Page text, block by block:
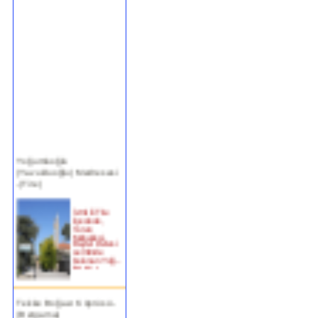
(Yavukluoğlu) Medresesi
-(Tire)
Turan
Mahallesi,
Beyler Deresi
semtinde
bulunan Yoğ...
devam »
Tekke Boğazı Köprüsü -
(Bergama)